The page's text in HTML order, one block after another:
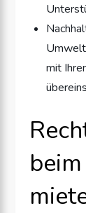
mit